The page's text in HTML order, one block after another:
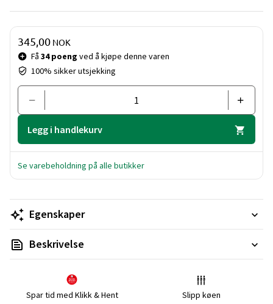
Pris og mengde
Få 34 poeng ved å kjøpe denne varen
100% sikker utsjekking
345,00 NOK
Legg i handlekurv
Se varebeholdning på alle butikker
Egenskaper
Beskrivelse
Spar tid med Klikk & Hent Slipp køen